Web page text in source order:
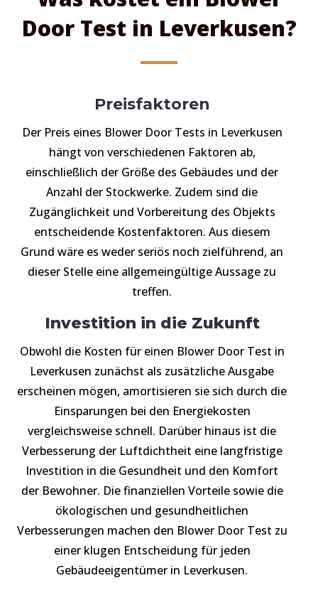
Door Test in Leverkusen?
Preisfaktoren
Der Preis eines Blower Door Tests in Leverkusen
hängt von verschiedenen Faktoren ab,
einschließlich der Größe des Gebäudes und der
Anzahl der Stockwerke. Zudem sind die
Zugänglichkeit und Vorbereitung des Objekts
entscheidende Kostenfaktoren. Aus diesem
Grund wäre es weder seriös noch zielführend, an
dieser Stelle eine allgemeingültige Aussage zu
treffen.
Investition in die Zukunft
Obwohl die Kosten für einen Blower Door Test in
Leverkusen zunächst als zusätzliche Ausgabe
erscheinen mögen, amortisieren sie sich durch die
Einsparungen bei den Energiekosten
vergleichsweise schnell. Darüber hinaus ist die
Verbesserung der Luftdichtheit eine langfristige
Investition in die Gesundheit und den Komfort
der Bewohner. Die finanziellen Vorteile sowie die
ökologischen und gesundheitlichen
Verbesserungen machen den Blower Door Test zu
einer klugen Entscheidung für jeden
Gebäudeeigentümer in Leverkusen.